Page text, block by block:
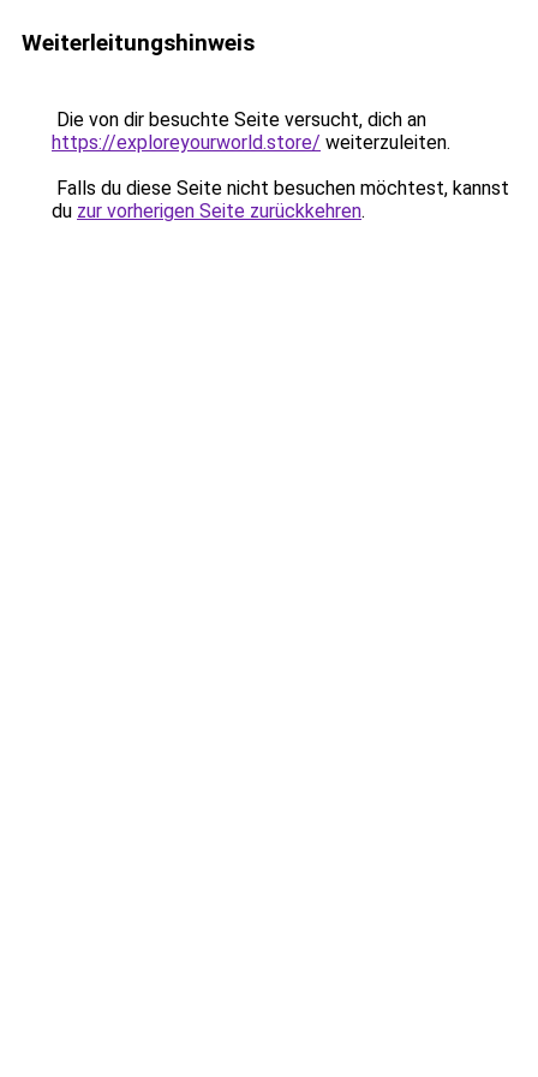
Weiterleitungshinweis
Die von dir besuchte Seite versucht, dich an
https://exploreyourworld.store/ weiterzuleiten.
Falls du diese Seite nicht besuchen möchtest, kannst
du zur vorherigen Seite zurückkehren.